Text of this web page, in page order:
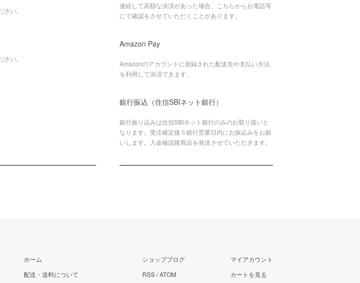
い。
い。
連続して高額な決済があった場合、こちらからお電話等
にて確認をさせていただくことがあります。
Amazon Pay
Amazonのアカウントに登録された配送先や支払い方法
を利用して決済できます。
銀行振込（住信SBIネット銀行）
銀行振り込みは住信SBIネット銀行のみのお取り扱いと
なります。受注確定後５銀行営業日内にお振込みをお願
いします。入金確認後商品を発送させていただきます。
ホーム
配送・送料について
ショップブログ
RSS/ATOM
マイアカウント
カートを見る